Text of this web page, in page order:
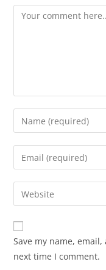
Save my name,
next time I comment.